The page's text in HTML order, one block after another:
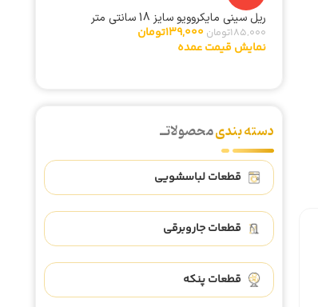
ریل سینی مایکروویو سایز 18 سانتی متر
185,000تومان 139,000تومان
نمایش قیمت عمده
دسته بندیمحصولاتــ
قطعات لباسشویی
قطعات جاروبرقی
قطعات پنکه